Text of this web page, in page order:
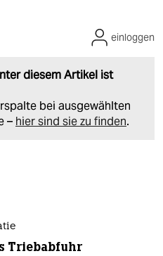
diesem Artikel ist
bei ausgewählten
– hier sind sie zu finden.
einloggen
Triebabfuhr